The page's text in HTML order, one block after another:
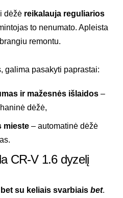
dėžė reikalauja reguliarios
to nenumato. Apleista
remontu.
galima pasakyti paprastai:
ir mažesnės išlaidos –
dėžė,
mieste – automatinė dėžė
CR-V 1.6 dyzelį
su keliais svarbiais bet.